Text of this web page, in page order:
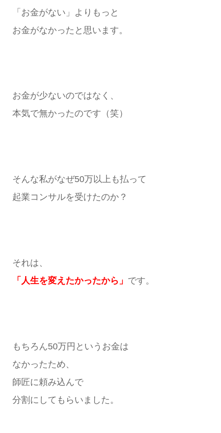
「お金がない」よりもっと
お金がなかったと思います。
お金が少ないのではなく、
本気で無かったのです（笑）
そんな私がなぜ50万以上も払って
起業コンサルを受けたのか？
それは、
「人生を変えたかったから」 です。
もちろん50万円というお金は
なかったため、
師匠に頼み込んで
分割にしてもらいました。